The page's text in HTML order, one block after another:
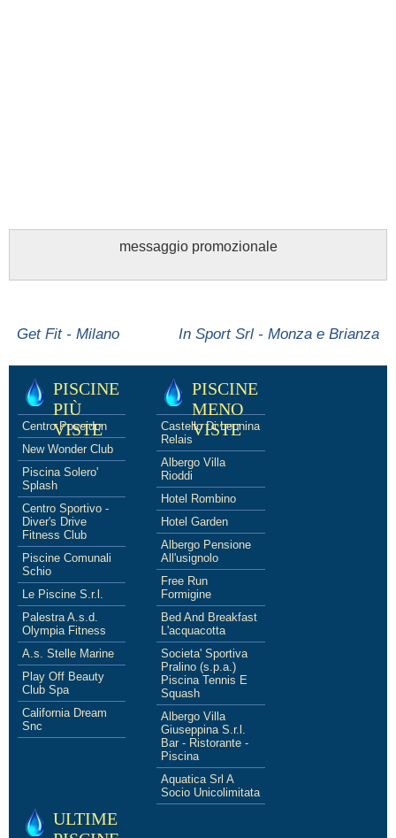
messaggio promozionale
Get Fit - Milano In Sport Srl - Monza e Brianza
PISCINE
PIÙ
VISTE
Centro Poseidon
New Wonder Club
Piscina Solero'
Splash
Centro Sportivo -
Diver's Drive
Fitness Club
Piscine Comunali
Schio
Le Piscine S.r.l.
Palestra A.s.d.
Olympia Fitness
A.s. Stelle Marine
Play Off Beauty
Club Spa
California Dream
Snc
PISCINE
MENO
VISTE
Castello Di Leonina
Relais
Albergo Villa
Rioddi
Hotel Rombino
Hotel Garden
Albergo Pensione
All'usignolo
Free Run
Formigine
Bed And Breakfast
L'acquacotta
Societa' Sportiva
Pralino (s.p.a.)
Piscina Tennis E
Squash
Albergo Villa
Giuseppina S.r.l.
Bar - Ristorante -
Piscina
Aquatica Srl A
Socio Unicolimitata
ULTIME